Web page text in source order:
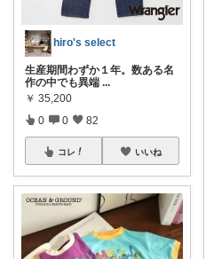
hiro's select
生産期間わずか１年。数ある名
作の中でも異端 ...
￥ 35,200
0 0 82
コレ いいね